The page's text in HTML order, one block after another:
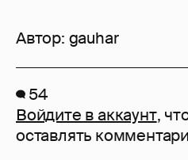
Автор: gauhar
54
Войдите в аккаунт,
оставлять